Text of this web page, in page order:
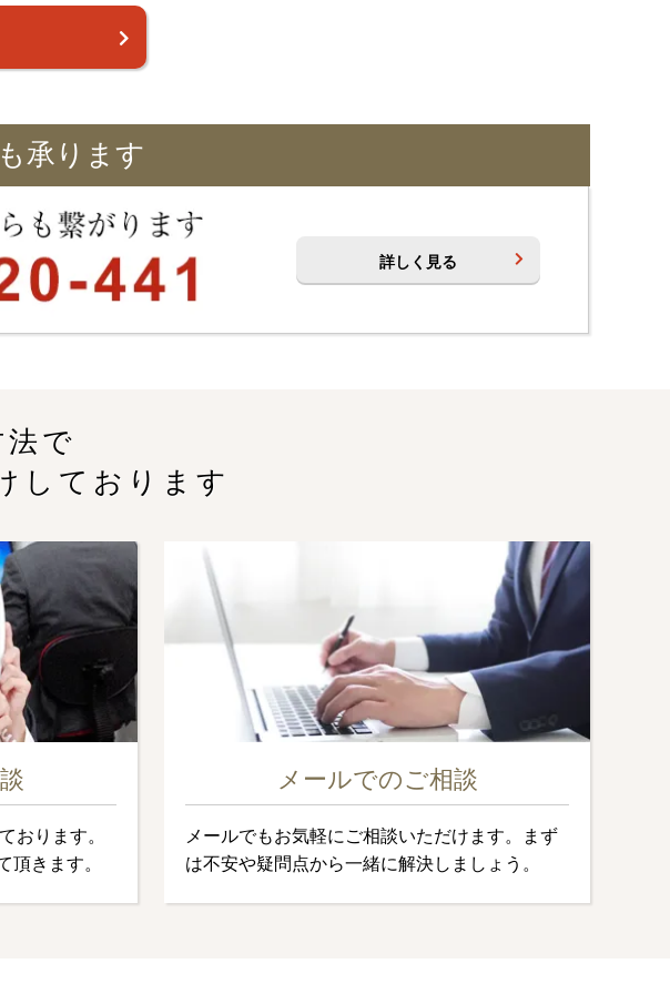
承ります
詳しく見る
で
しております
おります。
頂きます。
メールでのご相談
メールでもお気軽にご相談いただけます。まず
は不安や疑問点から一緒に解決しましょう。